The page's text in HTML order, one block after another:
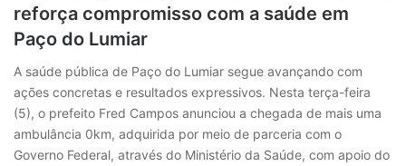
reforça compromisso com a saúde em
Paço do Lumiar
A saúde pública de Paço do Lumiar segue avançando com
ações concretas e resultados expressivos. Nesta terça-feira
(5), o prefeito Fred Campos anunciou a chegada de mais uma
ambulância 0km, adquirida por meio de parceria com o
Governo Federal, através do Ministério da Saúde, com apoio do